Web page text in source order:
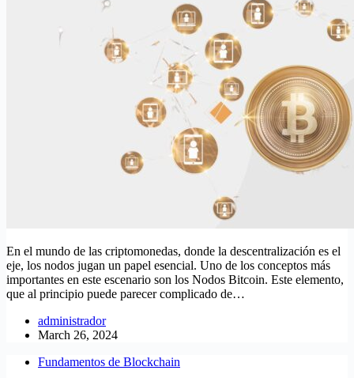
En el mundo de las criptomonedas, donde la descentralización es el
eje, los nodos jugan un papel esencial. Uno de los conceptos más
importantes en este escenario son los Nodos Bitcoin. Este elemento,
que al principio puede parecer complicado de…
administrador
March 26, 2024
Fundamentos de Blockchain